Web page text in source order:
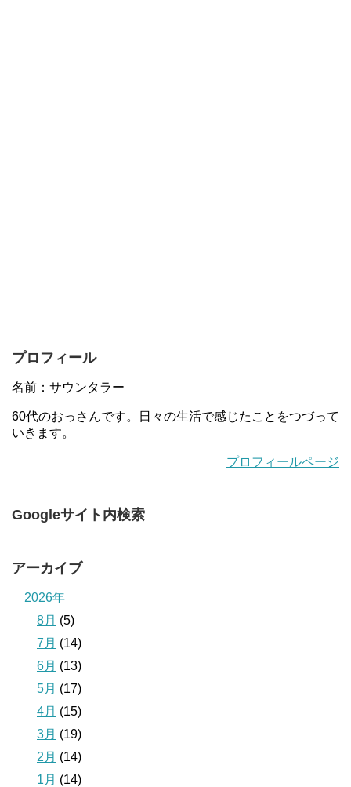
プロフィール
名前：サウンタラー
60代のおっさんです。日々の生活で感じたことをつづって
いきます。
プロフィールページ
Googleサイト内検索
アーカイブ
2026年
8月 (5)
7月 (14)
6月 (13)
5月 (17)
4月 (15)
3月 (19)
2月 (14)
1月 (14)